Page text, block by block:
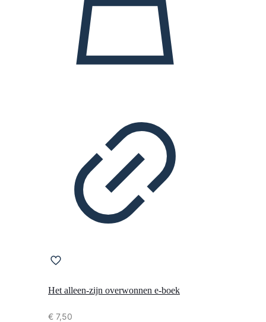
Het alleen-zijn overwonnen e-boek
€ 7,50